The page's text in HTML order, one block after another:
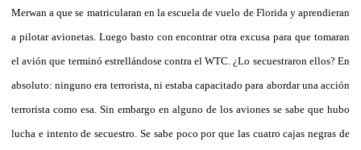
Merwan a que se matricularan en la escuela de vuelo de Florida y aprendieran
a pilotar avionetas. Luego basto con encontrar otra excusa para que tomaran
el avión que terminó estrellándose contra el WTC. ¿Lo secuestraron ellos? En
absoluto: ninguno era terrorista, ni estaba capacitado para abordar una acción
terrorista como esa. Sin embargo en alguno de los aviones se sabe que hubo
lucha e intento de secuestro. Se sabe poco por que las cuatro cajas negras de